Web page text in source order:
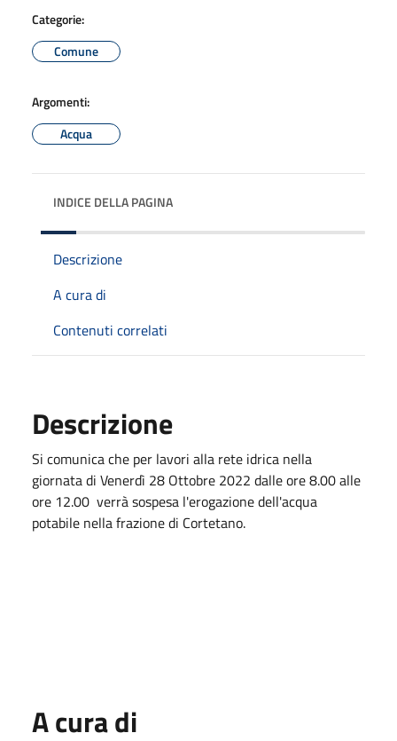
Categorie:
Comune
Argomenti:
Acqua
INDICE DELLA PAGINA
Descrizione
A cura di
Contenuti correlati
Descrizione
Si comunica che per lavori alla rete idrica nella
giornata di Venerdì 28 Ottobre 2022 dalle ore 8.00 alle
ore 12.00 verrà sospesa l'erogazione dell'acqua
potabile nella frazione di Cortetano.
A cura di